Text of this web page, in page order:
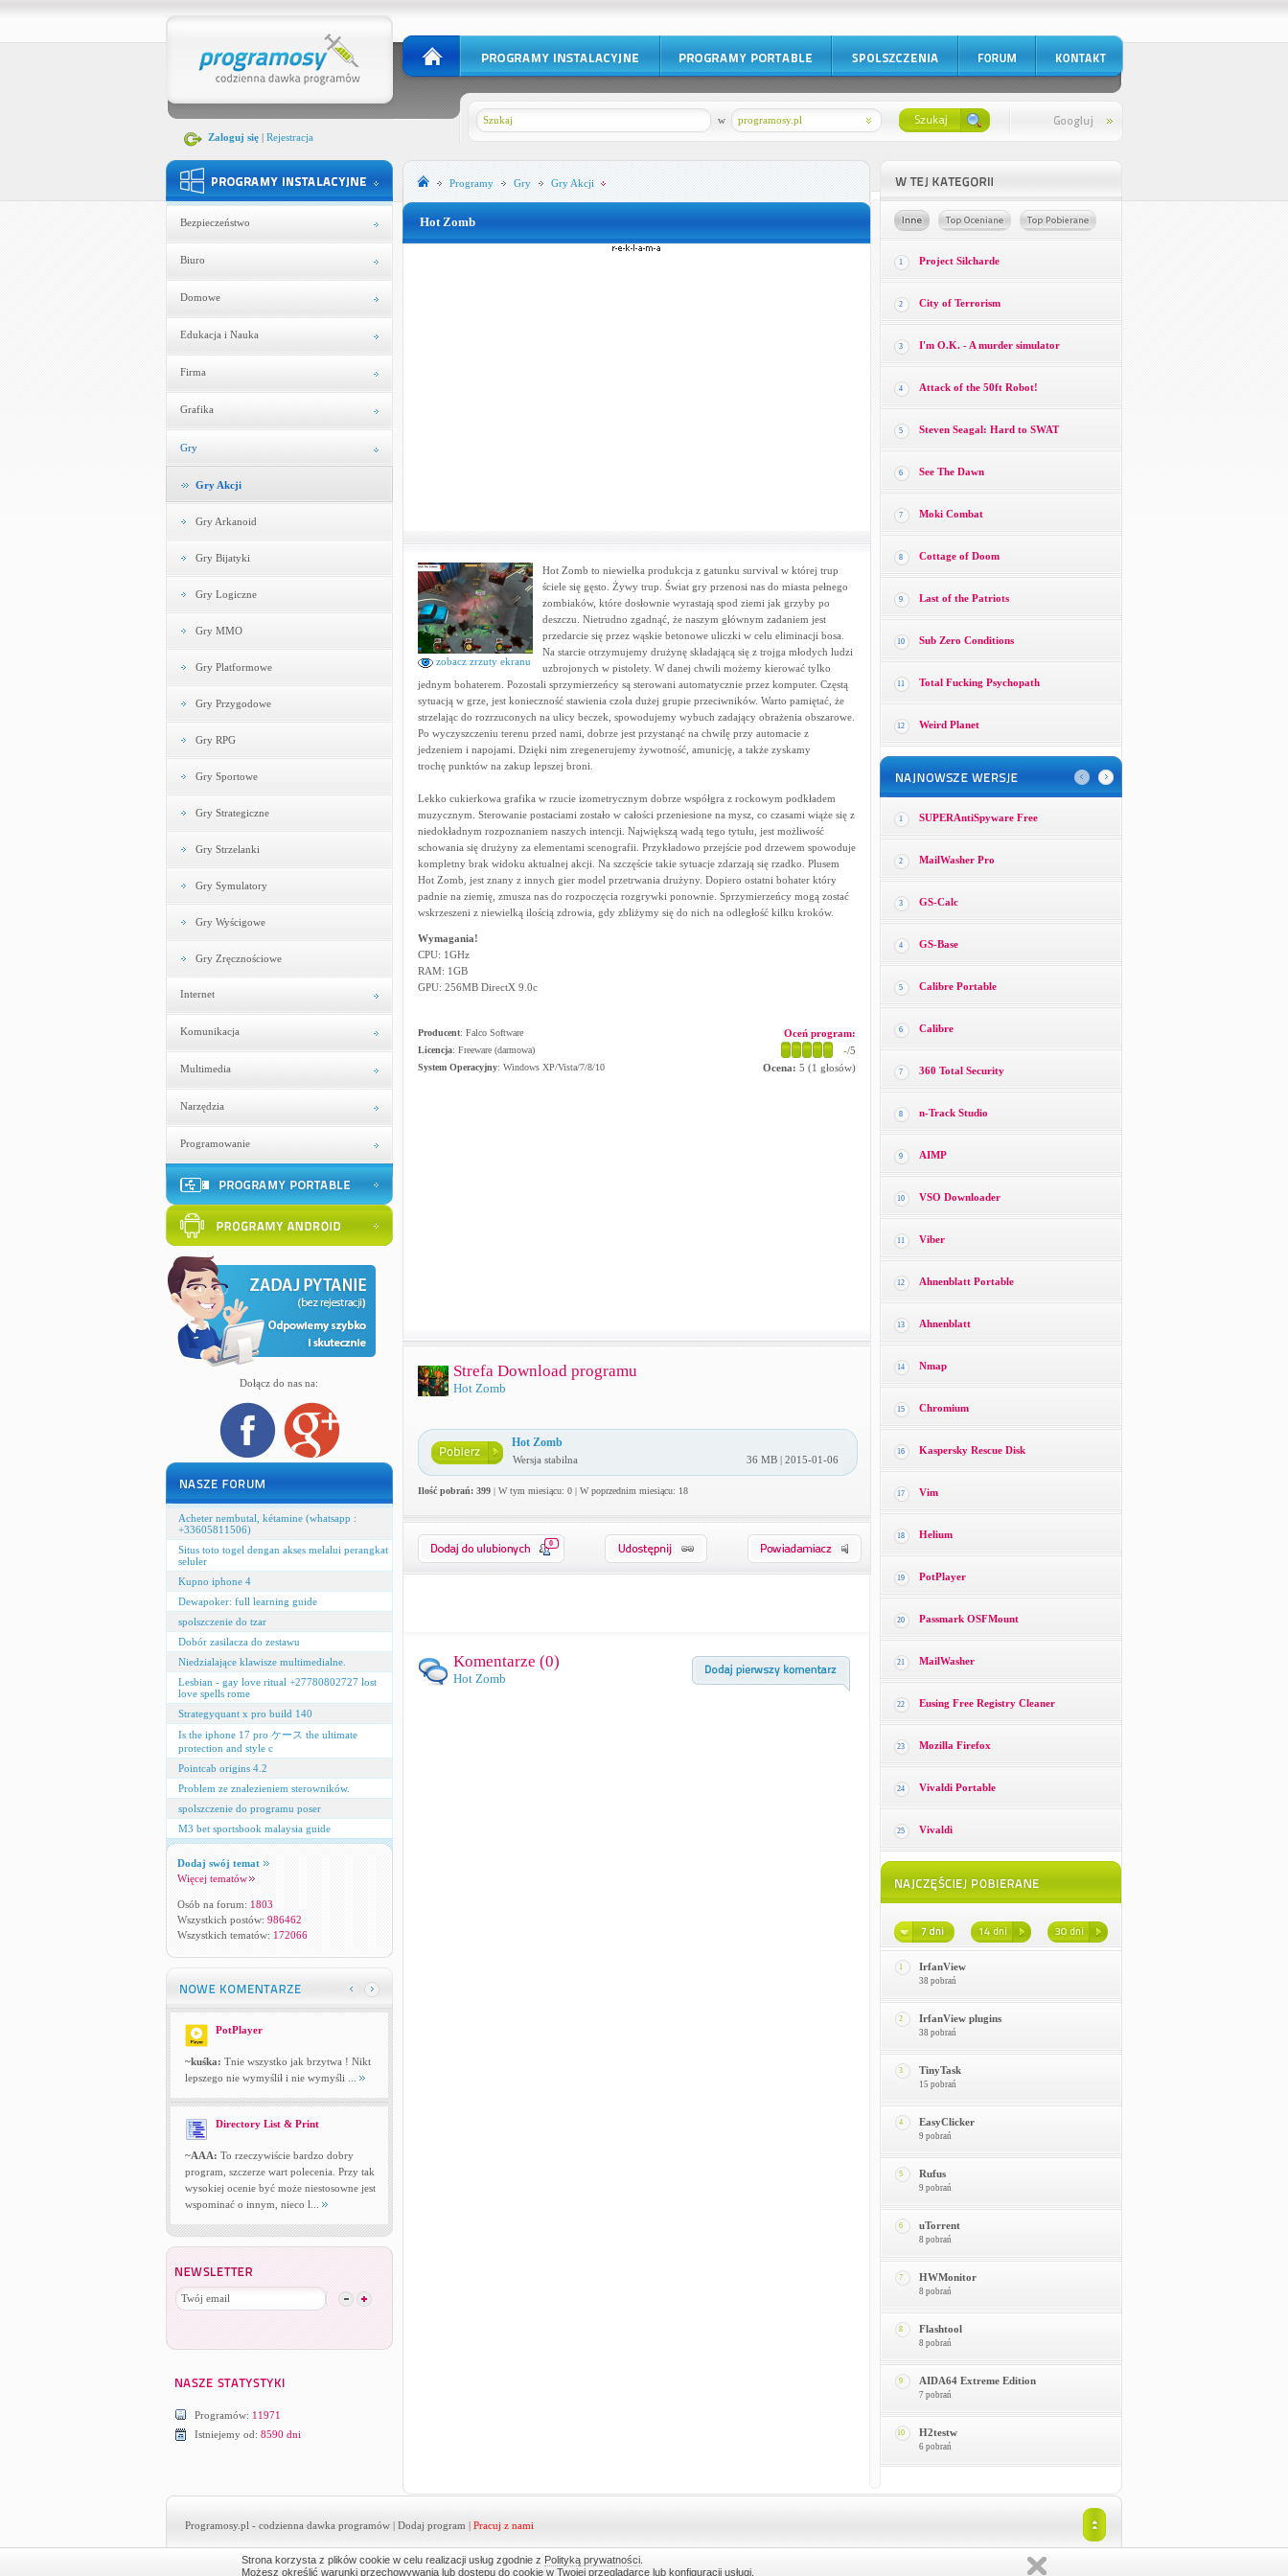
Zaloguj się| Rejestracja
programosy.pl
w
Bezpieczeństwo
Biuro
Domowe
Edukacja i Nauka
Firma
Grafika
Gry
Gry Akcji
Gry Arkanoid
Gry Bijatyki
Gry Logiczne
Gry MMO
Gry Platformowe
Gry Przygodowe
Gry RPG
Gry Sportowe
Gry Strategiczne
Gry Strzelanki
Gry Symulatory
Gry Wyścigowe
Gry Zręcznościowe
Internet
Komunikacja
Multimedia
Narzędzia
Programowanie
Dołącz do nas na:
Acheter nembutal, kétamine (whatsapp :
+33605811506)
Situs toto togel dengan akses melalui perangkat
seluler
Kupno iphone 4
Dewapoker: full learning guide
spolszczenie do tzar
Dobór zasilacza do zestawu
Niedzialające klawisze multimedialne.
Lesbian - gay love ritual +27780802727 lost
love spells rome
Strategyquant x pro build 140
Is the iphone 17 pro ケース the ultimate
protection and style c
Pointcab origins 4.2
Problem ze znalezieniem sterowników.
spolszczenie do programu poser
M3 bet sportsbook malaysia guide
Dodaj swój temat
Więcej tematów
Osób na forum: 1803
Wszystkich postów: 986462
Wszystkich tematów: 172066
PotPlayer
~kuśka: Tnie wszystko jak brzytwa ! Nikt
lepszego nie wymyślił i nie wymyśli ...
Directory List & Print
~AAA: To rzeczywiście bardzo dobry
program, szczerze wart polecenia. Przy tak
wysokiej ocenie być może niestosowne jest
wspominać o innym, nieco l...
Programów: 11971
Istniejemy od: 8590 dni
Programy Gry Gry Akcji
Hot Zomb
zobacz zrzuty ekranu
Hot Zomb to niewielka produkcja z gatunku survival w której trup
ściele się gęsto. Żywy trup. Świat gry przenosi nas do miasta pełnego
zombiaków, które dosłownie wyrastają spod ziemi jak grzyby po
deszczu. Nietrudno zgadnąć, że naszym głównym zadaniem jest
przedarcie się przez wąskie betonowe uliczki w celu eliminacji bosa.
Na starcie otrzymujemy drużynę składającą się z trojga młodych ludzi
uzbrojonych w pistolety. W danej chwili możemy kierować tylko
jednym bohaterem. Pozostali sprzymierzeńcy są sterowani automatycznie przez komputer. Częstą
sytuacją w grze, jest konieczność stawienia czoła dużej grupie przeciwników. Warto pamiętać, że
strzelając do rozrzuconych na ulicy beczek, spowodujemy wybuch zadający obrażenia obszarowe.
Po wyczyszczeniu terenu przed nami, dobrze jest przystanąć na chwilę przy automacie z
jedzeniem i napojami. Dzięki nim zregenerujemy żywotność, amunicję, a także zyskamy
trochę punktów na zakup lepszej broni.
Lekko cukierkowa grafika w rzucie izometrycznym dobrze współgra z rockowym podkładem
muzycznym. Sterowanie postaciami zostało w całości przeniesione na mysz, co czasami wiąże się z
niedokładnym rozpoznaniem naszych intencji. Największą wadą tego tytułu, jest możliwość
schowania się drużyny za elementami scenografii. Przykładowo przejście pod drzewem spowoduje
kompletny brak widoku aktualnej akcji. Na szczęście takie sytuacje zdarzają się rzadko. Plusem
Hot Zomb, jest znany z innych gier model przetrwania drużyny. Dopiero ostatni bohater który
padnie na ziemię, zmusza nas do rozpoczęcia rozgrywki ponownie. Sprzymierzeńcy mogą zostać
wskrzeszeni z niewielką ilością zdrowia, gdy zbliżymy się do nich na odległość kilku kroków.
Wymagania!
CPU: 1GHz
RAM: 1GB
GPU: 256MB DirectX 9.0c
Producent: Falco Software
Licencja: Freeware (darmowa)
System Operacyjny: Windows XP/Vista/7/8/10
Oceń program:
-/5
Ocena: 5 (1 głosów)
Strefa Download programu
Hot Zomb
Hot Zomb
Wersja stabilna 36 MB | 2015-01-06
Ilość pobrań: 399| W tym miesiącu: 0 | W poprzednim miesiącu: 18
0
Komentarze (0)
Hot Zomb
1 Project Silcharde
2 City of Terrorism
3 I'm O.K. - A murder simulator
4 Attack of the 50ft Robot!
5 Steven Seagal: Hard to SWAT
6 See The Dawn
7 Moki Combat
8 Cottage of Doom
9 Last of the Patriots
10 Sub Zero Conditions
11 Total Fucking Psychopath
12 Weird Planet
1 SUPERAntiSpyware Free
2 MailWasher Pro
3 GS-Calc
4 GS-Base
5 Calibre Portable
6 Calibre
7 360 Total Security
8 n-Track Studio
9 AIMP
10 VSO Downloader
11 Viber
12 Ahnenblatt Portable
13 Ahnenblatt
14 Nmap
15 Chromium
16 Kaspersky Rescue Disk
17 Vim
18 Helium
19 PotPlayer
20 Passmark OSFMount
21 MailWasher
22 Eusing Free Registry Cleaner
23 Mozilla Firefox
24 Vivaldi Portable
25 Vivaldi
1 IrfanView
38 pobrań
2 IrfanView plugins
38 pobrań
3 TinyTask
15 pobrań
4 EasyClicker
9 pobrań
5 Rufus
9 pobrań
6 uTorrent
8 pobrań
7 HWMonitor
8 pobrań
8 Flashtool
8 pobrań
9 AIDA64 Extreme Edition
7 pobrań
10 H2testw
6 pobrań
Programosy.pl - codzienna dawka programów | Dodaj program | Pracuj z nami
Strona korzysta z plików cookie w celu realizacji usług zgodnie z Polityką prywatności
Możesz określić warunki przechowywania lub dostępu do cookie w Twojej przeglądarce lub konfiguracji usługi.